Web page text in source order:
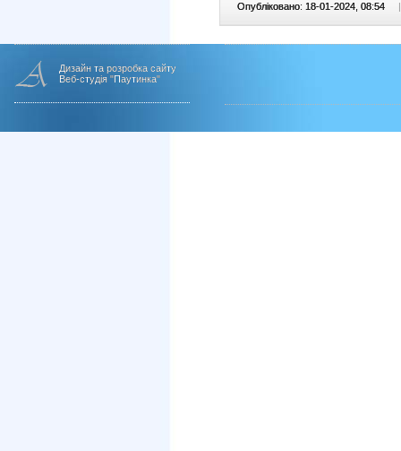
Опубліковано: 18-01-2024, 08:54 |
Дизайн та розробка сайту
Веб-студія "Паутинка"